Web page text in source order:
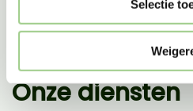
Selectie
Onze diensten